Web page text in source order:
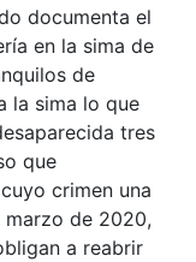
documenta el
en la sima de
de
la sima lo que
tres
que
crimen una
marzo de 2020,
a reabrir